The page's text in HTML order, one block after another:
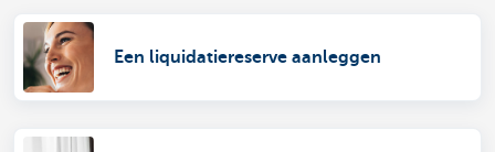
Een liquidatiereserve aanleggen